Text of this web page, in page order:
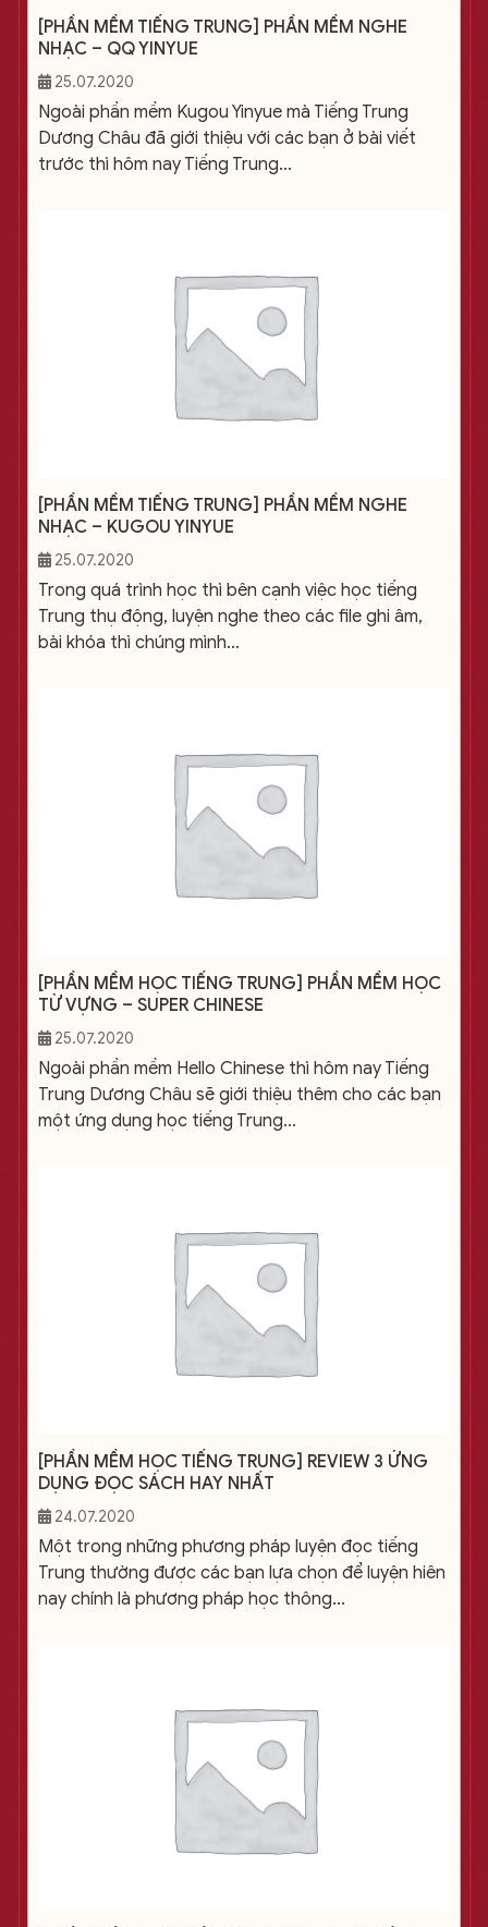
[PHẦN MỀM TIẾNG TRUNG] PHẦN MỀM NGHE
NHẠC – QQ YINYUE
25.07.2020
Ngoài phần mềm Kugou Yinyue mà Tiếng Trung
Dương Châu đã giới thiệu với các bạn ở bài viết
trước thì hôm nay Tiếng Trung...
[PHẦN MỀM TIẾNG TRUNG] PHẦN MỀM NGHE
NHẠC – KUGOU YINYUE
25.07.2020
Trong quá trình học thì bên cạnh việc học tiếng
Trung thụ động, luyện nghe theo các file ghi âm,
bài khóa thì chúng mình...
[PHẦN MỀM HỌC TIẾNG TRUNG] PHẦN MỀM HỌC
TỪ VỰNG – SUPER CHINESE
25.07.2020
Ngoài phần mềm Hello Chinese thì hôm nay Tiếng
Trung Dương Châu sẽ giới thiệu thêm cho các bạn
một ứng dụng học tiếng Trung...
[PHẦN MỀM HỌC TIẾNG TRUNG] REVIEW 3 ỨNG
DỤNG ĐỌC SÁCH HAY NHẤT
24.07.2020
Một trong những phương pháp luyện đọc tiếng
Trung thường được các bạn lựa chọn để luyện hiên
nay chính là phương pháp học thông...